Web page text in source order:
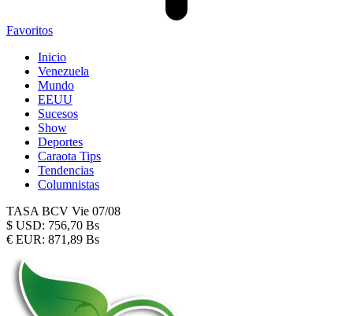
Favoritos
Inicio
Venezuela
Mundo
EEUU
Sucesos
Show
Deportes
Caraota Tips
Tendencias
Columnistas
TASA BCV Vie 07/08
$ USD: 756,70 Bs
€ EUR: 871,89 Bs